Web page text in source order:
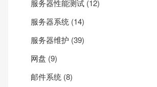
服务器性能测试 (12)
服务器系统 (14)
服务器维护 (39)
网盘 (9)
邮件系统 (8)